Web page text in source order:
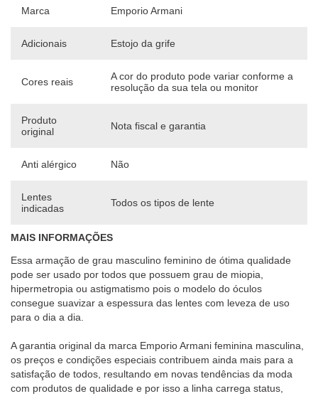
Marca Emporio Armani
Adicionais Estojo da grife
Cores reais
A cor do produto pode variar conforme a
resolução da sua tela ou monitor
Produto
original
Nota fiscal e garantia
Anti alérgico Não
Lentes
indicadas
Todos os tipos de lente
MAIS INFORMAÇÕES
Essa armação de grau masculino feminino de ótima qualidade
pode ser usado por todos que possuem grau de miopia,
hipermetropia ou astigmatismo pois o modelo do óculos
consegue suavizar a espessura das lentes com leveza de uso
para o dia a dia.
A garantia original da marca Emporio Armani feminina masculina,
os preços e condições especiais contribuem ainda mais para a
satisfação de todos, resultando em novas tendências da moda
com produtos de qualidade e por isso a linha carrega status,